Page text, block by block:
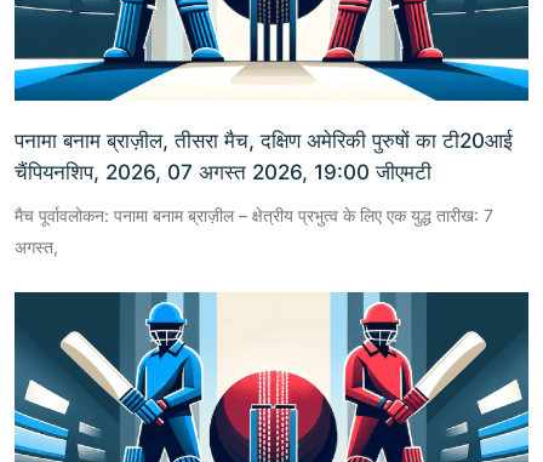
पनामा बनाम ब्राज़ील, तीसरा मैच, दक्षिण अमेरिकी पुरुषों का टी20आई
चैंपियनशिप, 2026, 07 अगस्त 2026, 19:00 जीएमटी
मैच पूर्वावलोकन: पनामा बनाम ब्राज़ील – क्षेत्रीय प्रभुत्व के लिए एक युद्ध तारीख: 7
अगस्त,